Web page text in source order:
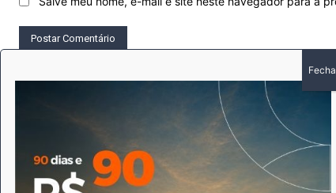
Learn how your